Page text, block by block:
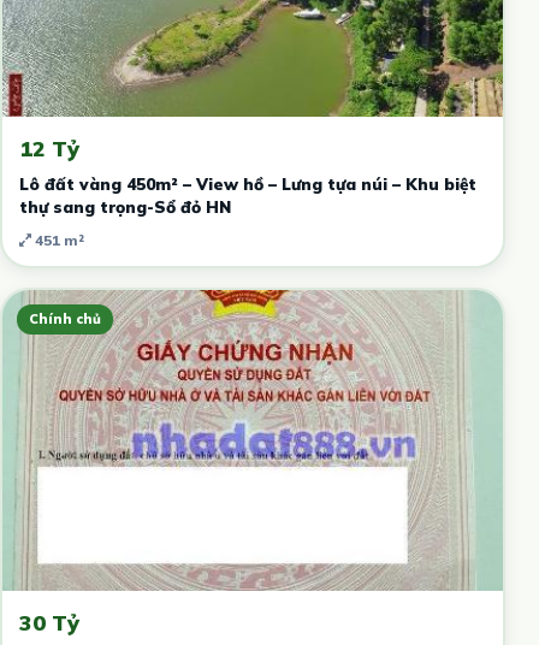
12 Tỷ
Lô đất vàng 450m² – View hồ – Lưng tựa núi – Khu biệt
thự sang trọng-Sổ đỏ HN
451 m²
Chính chủ
30 Tỷ